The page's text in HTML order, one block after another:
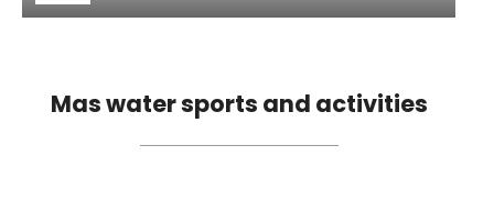
Mas water sports and activities